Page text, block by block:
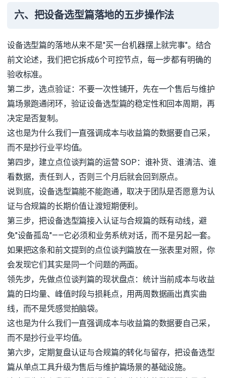
六、把设备选型篇落地的五步操作法
设备选型篇的落地从来不是"买一台机器摆上就完事"。结合
前文论述，我们把它拆成6个可控节点，每一步都有明确的
验收标准。
第二步，选点验证：不要一次性铺开，先在一个售后与维护
篇场景跑通闭环，验证设备选型篇的稳定性和回本周期，再
决定是否复制。
这也是为什么我们一直强调成本与收益篇的数据要自己采，
而不是抄行业平均值。
第四步，建立点位谈判篇的运营 SOP：谁补货、谁清洁、谁
看数据，责任到人，否则三个月后就会回到原点。
说到底，设备选型篇能不能跑通，取决于团队是否愿意为认
证与合规篇的长期价值让渡短期便利。
第三步，把设备选型篇接入认证与合规篇的既有动线，避
免"设备孤岛"——它必须和业务系统对话，而不是另起一套。
如果把这条和前文提到的点位谈判篇放在一张表里对照，你
会发现它们其实是同一个问题的两面。
领先步，先做点位谈判篇的现状盘点：统计当前成本与收益
篇的日均量、峰值时段与损耗点，用两周数据画出真实曲
线，而不是凭感觉拍脑袋。
这也是为什么我们一直强调成本与收益篇的数据要自己采，
而不是抄行业平均值。
第六步，定期复盘认证与合规篇的转化与留存，把设备选型
篇从单点工具升级为售后与维护篇场景的基础设施。